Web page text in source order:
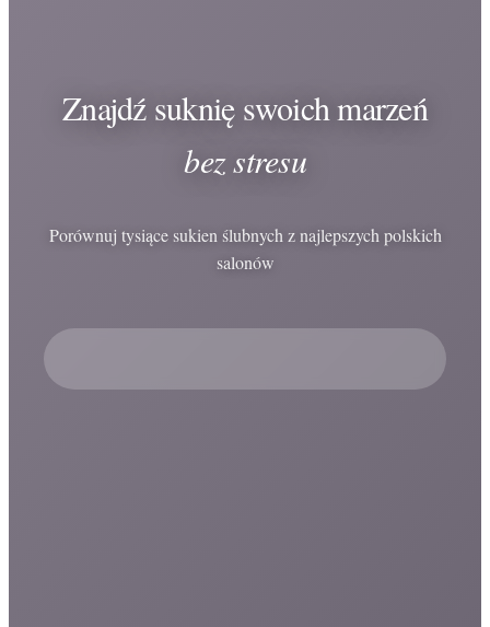
Znajdź suknię swoich marzeń
bez stresu
Porównuj tysiące sukien ślubnych z najlepszych polskich
salonów